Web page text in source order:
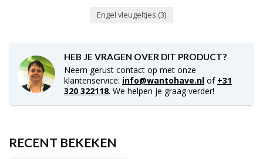
Engel vleugeltjes (3)
HEB JE VRAGEN OVER DIT PRODUCT?
Neem gerust contact op met onze
klantenservice: info@wantohave.nl of +31
320 322118. We helpen je graag verder!
RECENT BEKEKEN